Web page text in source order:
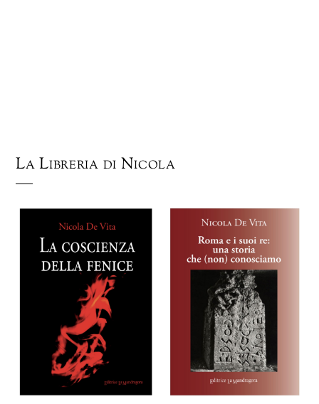
La Libreria di Nicola